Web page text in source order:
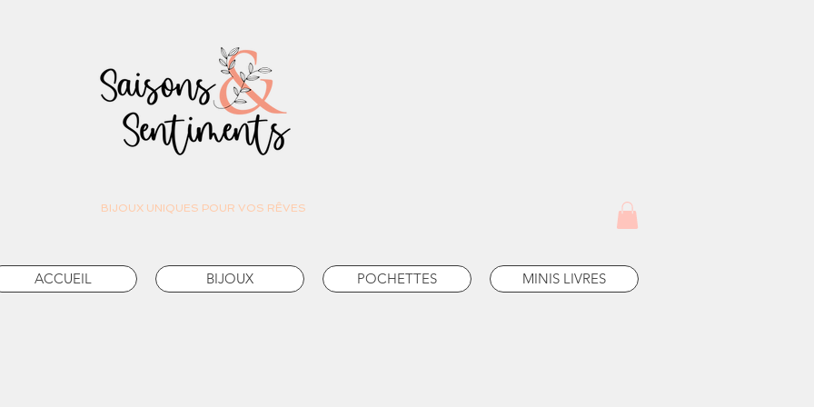
BIJOUX UNIQUES POUR VOS RÊVES
MINIS LIVRES
POCHETTES
BIJOUX
ACCUEIL